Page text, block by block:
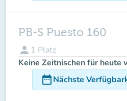
PB-S Puesto 160
person 1 Platz
Keine Zeitnischen für heute
date_rangeNächste